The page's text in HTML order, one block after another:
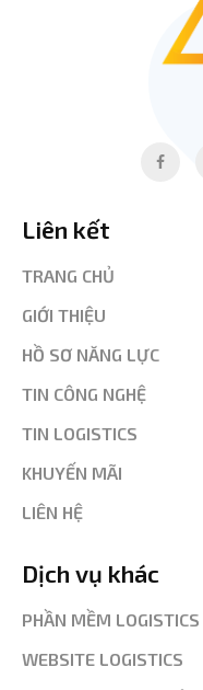
Liên kết
TRANG CHỦ
GIỚI THIỆU
HỒ SƠ NĂNG LỰC
TIN CÔNG NGHỆ
TIN LOGISTICS
KHUYẾN MÃI
LIÊN HỆ
Dịch vụ khác
PHẦN MỀM LOGISTICS
WEBSITE LOGISTICS